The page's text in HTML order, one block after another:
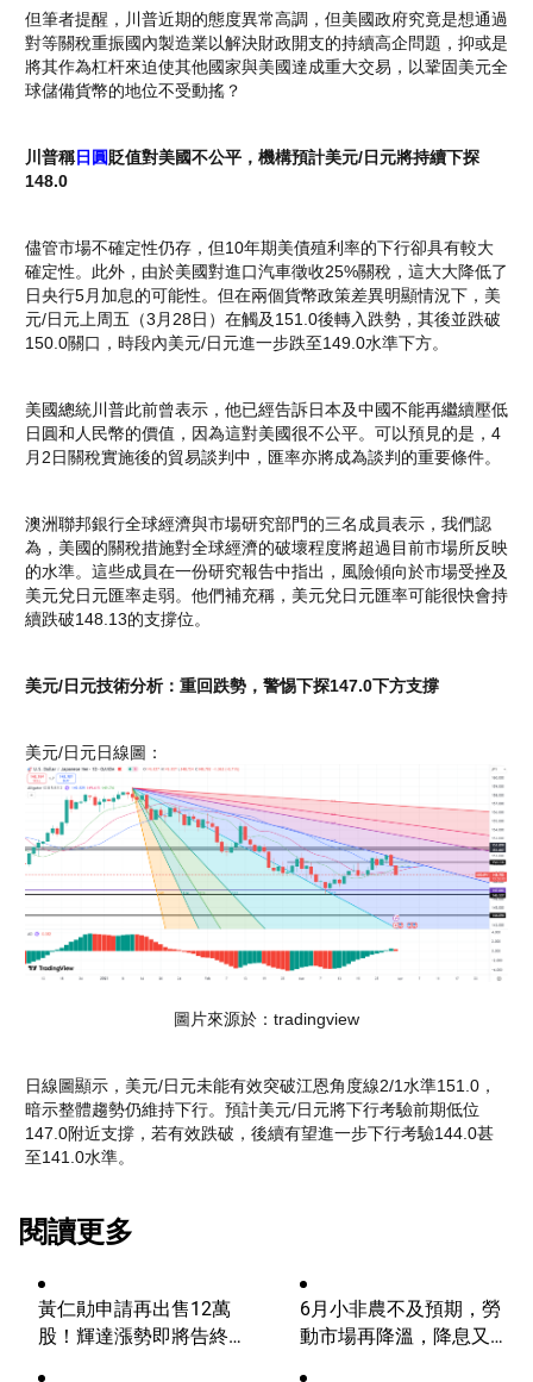
但筆者提醒，川普近期的態度異常高調，但美國政府究竟是想通過
對等關稅重振國內製造業以解決財政開支的持續高企問題，抑或是
將其作為杠杆來迫使其他國家與美國達成重大交易，以鞏固美元全
球儲備貨幣的地位不受動搖？
川普稱日圓貶值對美國不公平，機構預計美元/日元將持續下探
148.0
儘管市場不確定性仍存，但10年期美債殖利率的下行卻具有較大
確定性。此外，由於美國對進口汽車徵收25%關稅，這大大降低了
日央行5月加息的可能性。但在兩個貨幣政策差異明顯情況下，美
元/日元上周五（3月28日）在觸及151.0後轉入跌勢，其後並跌破
150.0關口，時段內美元/日元進一步跌至149.0水準下方。
美國總統川普此前曾表示，他已經告訴日本及中國不能再繼續壓低
日圓和人民幣的價值，因為這對美國很不公平。可以預見的是，4
月2日關稅實施後的貿易談判中，匯率亦將成為談判的重要條件。
澳洲聯邦銀行全球經濟與市場研究部門的三名成員表示，我們認
為，美國的關稅措施對全球經濟的破壞程度將超過目前市場所反映
的水準。這些成員在一份研究報告中指出，風險傾向於市場受挫及
美元兌日元匯率走弱。他們補充稱，美元兌日元匯率可能很快會持
續跌破148.13的支撐位。
美元/日元技術分析：重回跌勢，警惕下探147.0下方支撐
美元/日元日線圖：
圖片來源於：tradingview
日線圖顯示，美元/日元未能有效突破江恩角度線2/1水準151.0，
暗示整體趨勢仍維持下行。預計美元/日元將下行考驗前期低位
147.0附近支撐，若有效跌破，後續有望進一步下行考驗144.0甚
至141.0水準。
閱讀更多
黃仁勛申請再出售12萬
股！輝達漲勢即將告終？
6月小非農不及預期，勞
動市場再降溫，降息又邁